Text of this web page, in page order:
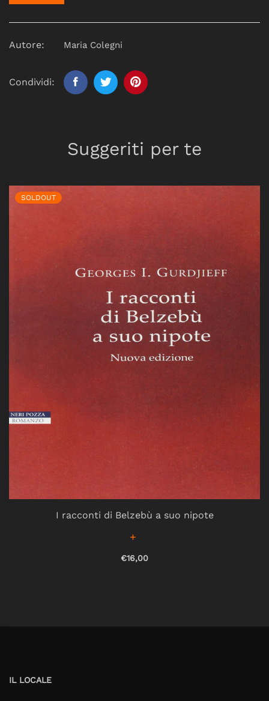
Autore: Maria Colegni
Condividi:
Suggeriti per te
SOLDOUT
I racconti di Belzebù a suo nipote
€16,00
IL LOCALE